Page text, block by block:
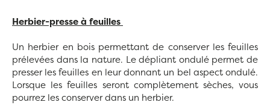
Herbier-presse à feuilles
Un herbier en bois permettant de conserver les feuilles
prélevées dans la nature. Le dépliant ondulé permet de
presser les feuilles en leur donnant un bel aspect ondulé.
Lorsque les feuilles seront complètement sèches, vous
pourrez les conserver dans un herbier.